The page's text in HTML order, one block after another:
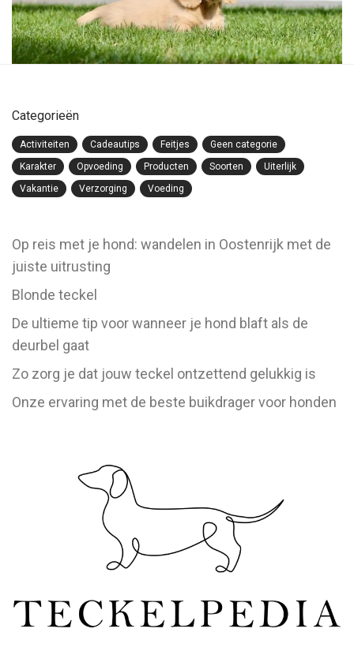
Categorieën
Activiteiten Cadeautips Feitjes
Geen categorie
Karakter
Opvoeding Producten Soorten
Uiterlijk
Vakantie
Verzorging Voeding
Op reis met je hond: wandelen in Oostenrijk met de
juiste uitrusting
Blonde teckel
De ultieme tip voor wanneer je hond blaft als de
deurbel gaat
Zo zorg je dat jouw teckel ontzettend gelukkig is
Onze ervaring met de beste buikdrager voor honden